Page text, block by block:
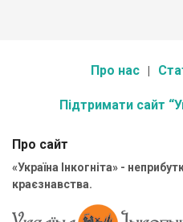
Про нас
Підтримати сайт
Про сайт
«Україна Інкогніта» -
краєзнавства.